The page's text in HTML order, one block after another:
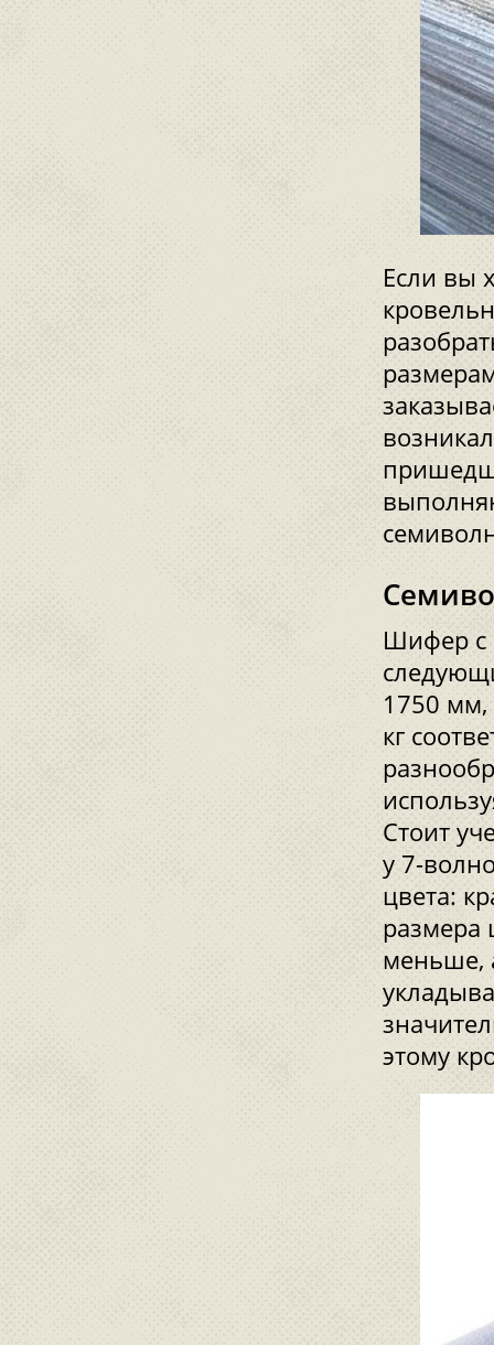
Если вы
Шифер с
1750 мм,
кг
Стоит
у 7-
цвета:
размера
меньше,
этому